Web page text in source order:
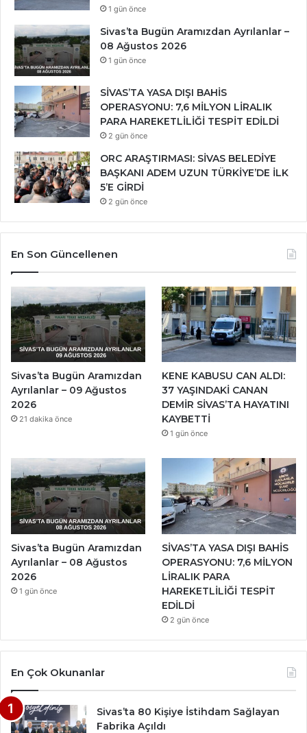
1 gün önce
Sivas’ta Bugün Aramızdan Ayrılanlar –
08 Ağustos 2026
1 gün önce
SİVAS’TA YASA DIŞI BAHİS
OPERASYONU: 7,6 MİLYON LİRALIK
PARA HAREKETLİLİĞİ TESPİT EDİLDİ
2 gün önce
ORC ARAŞTIRMASI: SİVAS BELEDİYE
BAŞKANI ADEM UZUN TÜRKİYE’DE İLK
5’E GİRDİ
2 gün önce
En Son Güncellenen
Sivas’ta Bugün Aramızdan
Ayrılanlar – 09 Ağustos
2026
21 dakika önce
KENE KABUSU CAN ALDI:
37 YAŞINDAKİ CANAN
DEMİR SİVAS’TA HAYATINI
KAYBETTİ
1 gün önce
Sivas’ta Bugün Aramızdan
Ayrılanlar – 08 Ağustos
2026
1 gün önce
SİVAS’TA YASA DIŞI BAHİS
OPERASYONU: 7,6 MİLYON
LİRALIK PARA
HAREKETLİLİĞİ TESPİT
EDİLDİ
2 gün önce
En Çok Okunanlar
Sivas’ta 80 Kişiye İstihdam Sağlayan
Fabrika Açıldı